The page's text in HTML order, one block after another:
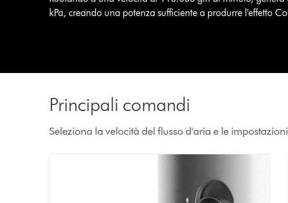
kPa, creando una potenza sufficiente a produrre l'effetto
Principali comandi
Seleziona la velocità del flusso d'aria e le